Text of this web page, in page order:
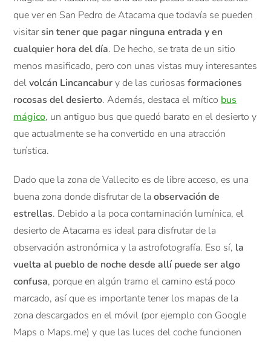
que ver en San Pedro de Atacama que todavía se pueden
visitarsin tener que pagar ninguna entrada y en
cualquier hora del día. De hecho, se trata de un sitio
menos masificado, pero con unas vistas muy interesantes
delvolcán Lincancabury de las curiosasformaciones
rocosas del desierto. Además, destaca el mítico bus
mágico, un antiguo bus que quedó barato en el desierto y
que actualmente se ha convertido en una atracción
turística.
Dado que la zona de Vallecito es de libre acceso, es una
buena zona donde disfrutar de laobservación de
estrellas. Debido a la poca contaminación lumínica, el
desierto de Atacama es ideal para disfrutar de la
observación astronómica y la astrofotografía. Eso sí, la
vuelta al pueblo de noche desde allí puede ser algo
confusa, porque en algún tramo el camino está poco
marcado, así que es importante tener los mapas de la
zona descargados en el móvil (por ejemplo con Google
Maps o Maps.me) y que las luces del coche funcionen